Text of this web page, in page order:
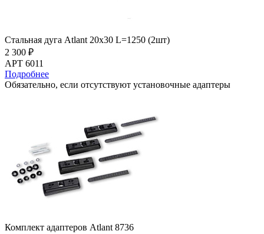
Стальная дуга Atlant 20х30 L=1250 (2шт)
2 300 ₽
АРТ 6011
Подробнее
Обязательно, если отсутствуют установочные адаптеры
Комплект адаптеров Atlant 8736